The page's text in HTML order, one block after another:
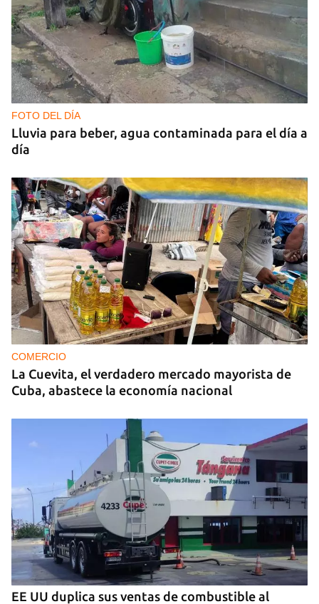
FOTO DEL DÍA
Lluvia para beber, agua contaminada para el día a
día
COMERCIO
La Cuevita, el verdadero mercado mayorista de
Cuba, abastece la economía nacional
EE UU duplica sus ventas de combustible al